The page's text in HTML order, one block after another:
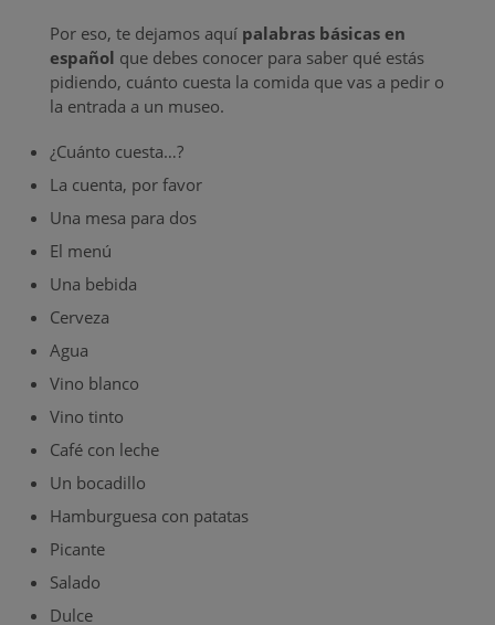
Por eso, te dejamos aquí palabras básicas en
español que debes conocer para saber qué estás
pidiendo, cuánto cuesta la comida que vas a pedir o
la entrada a un museo.
¿Cuánto cuesta…?
La cuenta, por favor
Una mesa para dos
El menú
Una bebida
Cerveza
Agua
Vino blanco
Vino tinto
Café con leche
Un bocadillo
Hamburguesa con patatas
Picante
Salado
Dulce